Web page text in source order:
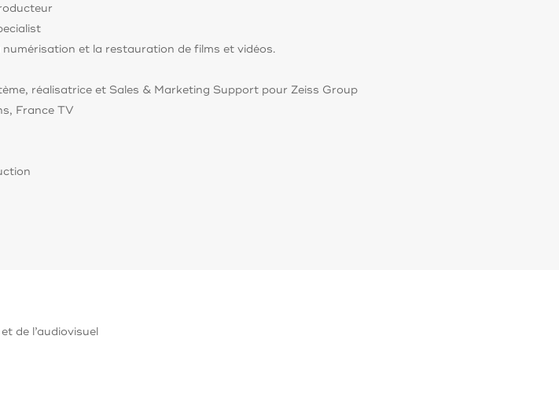
et la restauration de films et vidéos.
réalisatrice et Sales & Marketing Support pour Zeiss Group
France TV
de l’audiovisuel